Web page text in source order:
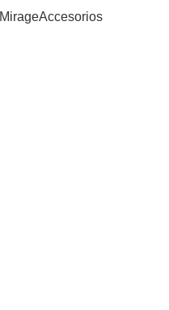
MirageAccesorios